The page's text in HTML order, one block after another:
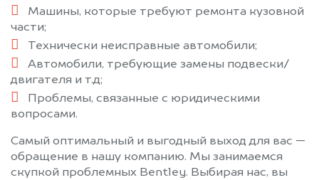
Машины, которые требуют ремонта кузовной
части;
Технически неисправные автомобили;
Автомобили, требующие замены подвески/
двигателя и т.д;
Проблемы, связанные с юридическими
вопросами.
Самый оптимальный и выгодный выход для вас —
обращение в нашу компанию. Мы занимаемся
скупкой проблемных Bentley. Выбирая нас, вы